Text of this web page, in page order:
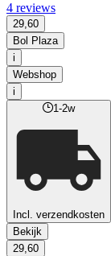
4 reviews
29,60
Bol Plaza
i
Webshop
i
1-2w
Incl. verzendkosten
Bekijk
29,60